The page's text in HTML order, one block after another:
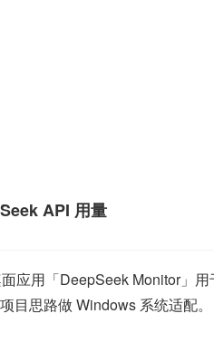
API 用量
应用「DeepSeek Monitor」
目思路做 Windows 系统适配。